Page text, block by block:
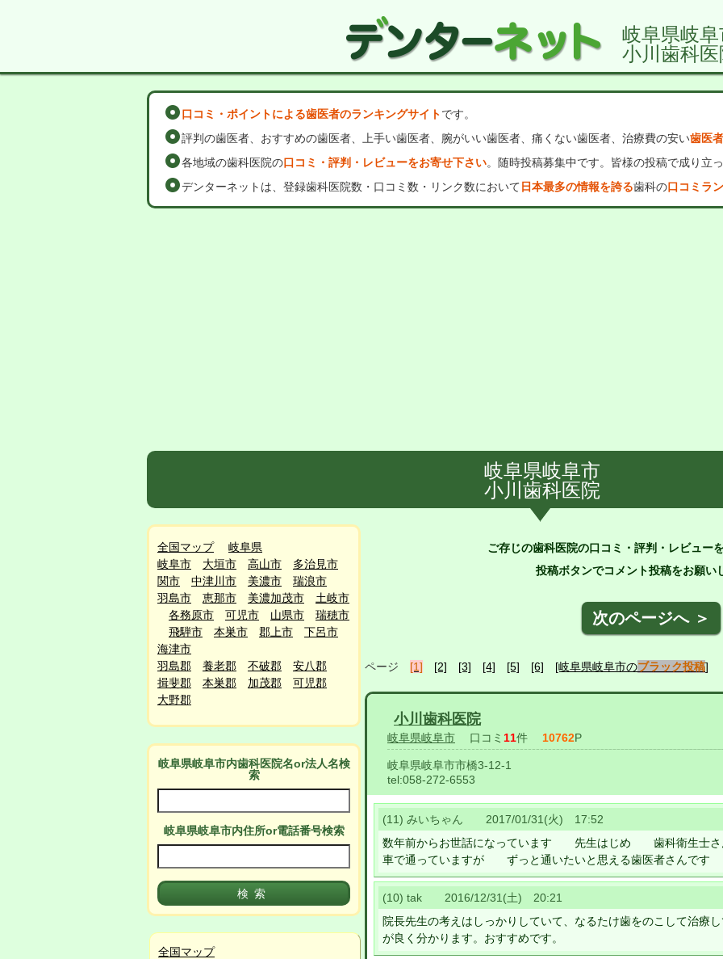
岐阜県岐阜
小川歯科医
口コミ・ポイントによる歯医者のランキングサイトです。
評判の歯医者、おすすめの歯医者、上手い歯医者、腕がいい歯医者、痛くない歯医者、治療費の安い歯医
各地域の歯科医院の口コミ・評判・レビューをお寄せ下さい。随時投稿募集中です。皆様の投稿で成り立
デンターネットは、登録歯科医院数・口コミ数・リンク数において 日本最多の情報を誇る歯科の口コミラ
岐阜県岐阜市
小川歯科医院
全国マップ
岐阜県
岐阜市
大垣市 高山市
多治見市
関市
中津川市 美濃市
瑞浪市
羽島市
恵那市 美濃加茂市
土岐市
各務原市
可児市 山県市
瑞穂市
飛騨市
本巣市 郡上市
下呂市
海津市
羽島郡
養老郡 不破郡
安八郡
揖斐郡
本巣郡 加茂郡
可児郡
大野郡
岐阜県岐阜市内歯科医院名or法人名検
索
岐阜県岐阜市内住所or電話番号検索
全国マップ
ご存じの歯科医院の口コミ・評判・レビュー
投稿ボタンでコメント投稿をお願い
次のページへ ＞
ページ [1] [2] [3] [4] [5] [6] [岐阜県岐阜市のブラック投稿]
小川歯科医院
岐阜県岐阜市 口コミ 11件 10762P
岐阜県岐阜市市橋3-12-1
tel:058-272-6553
(11) みいちゃん 2017/01/31(火) 17:52
数年前からお世話になっています 先生はじめ 歯科衛生士
車で通っていますが ずっと通いたいと思える歯医者さんで
(10) tak 2016/12/31(土) 20:21
院長先生の考えはしっかりしていて、なるたけ歯をのこして治療
が良く分かります。おすすめです。